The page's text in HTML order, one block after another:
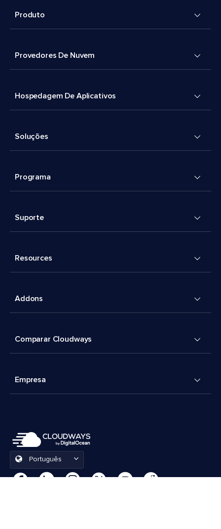
Produto
Provedores De Nuvem
Hospedagem De Aplicativos
Soluções
Programa
Suporte
Resources
Addons
Comparar Cloudways
Empresa
Português